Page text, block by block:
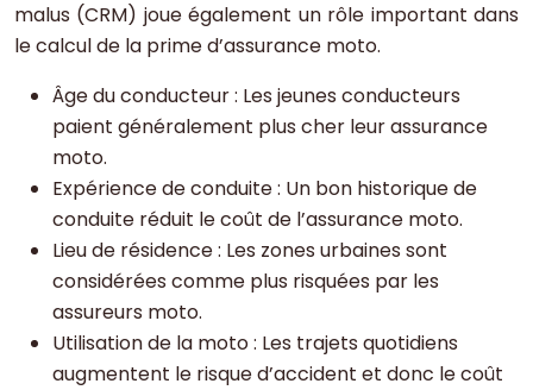
malus (CRM) joue également un rôle important dans
le calcul de la prime d’assurance moto.
Âge du conducteur : Les jeunes conducteurs
paient généralement plus cher leur assurance
moto.
Expérience de conduite : Un bon historique de
conduite réduit le coût de l’assurance moto.
Lieu de résidence : Les zones urbaines sont
considérées comme plus risquées par les
assureurs moto.
Utilisation de la moto : Les trajets quotidiens
augmentent le risque d’accident et donc le coût